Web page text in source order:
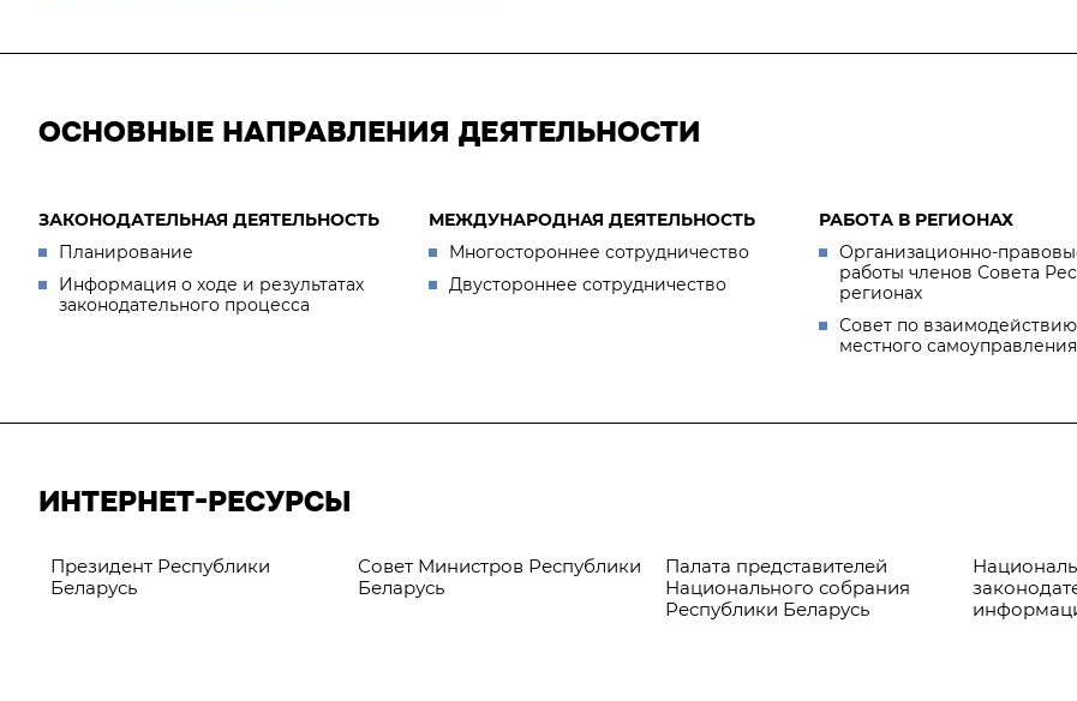
ОСНОВНЫЕ НАПРАВЛЕНИЯ ДЕЯТЕЛЬНОСТИ
ЗАКОНОДАТЕЛЬНАЯ ДЕЯТЕЛЬНОСТЬ
Планирование
Информация о ходе и результатах
законодательного процесса
МЕЖДУНАРОДНАЯ ДЕЯТЕЛЬНОСТЬ
Многостороннее сотрудничество
Двустороннее сотрудничество
РАБОТА В РЕГИОНАХ
Организационно-
работы членов Совета
регионах
Совет по
местного самоуправления
ИНТЕРНЕТ-РЕСУРСЫ
Президент Республики
Беларусь
Совет Министров Республики
Беларусь
Палата представителей
Национального собрания
Республики Беларусь